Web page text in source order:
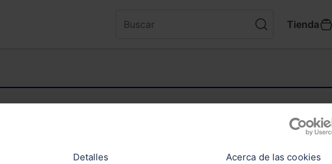
Detalles Acerca de las cookies
Tienda